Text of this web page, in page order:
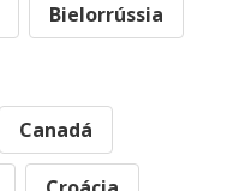
Bielorrússia
Canadá